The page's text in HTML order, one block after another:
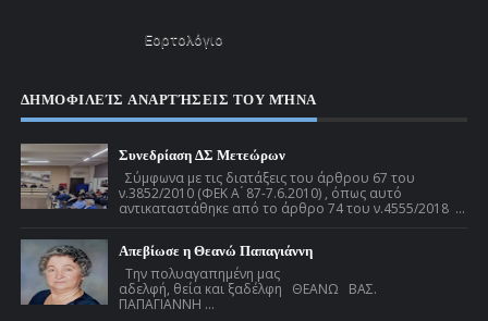
Εορτολόγιο
ΔΗΜΟΦΙΛΕΊΣ ΑΝΑΡΤΉΣΕΙΣ ΤΟΥ ΜΉΝΑ
Συνεδρίαση ΔΣ Μετεώρων
Σύμφωνα με τις διατάξεις του άρθρου 67 του
ν.3852/2010 (ΦΕΚ Α ́ 87-7.6.2010) , όπως αυτό
αντικαταστάθηκε από το άρθρο 74 του ν.4555/2018 ...
Απεβίωσε η Θεανώ Παπαγιάννη
Την πολυαγαπημένη μας
αδελφή, θεία και ξαδέλφη ΘΕΑΝΩ ΒΑΣ.
ΠΑΠΑΓΙΑΝΝΗ ...